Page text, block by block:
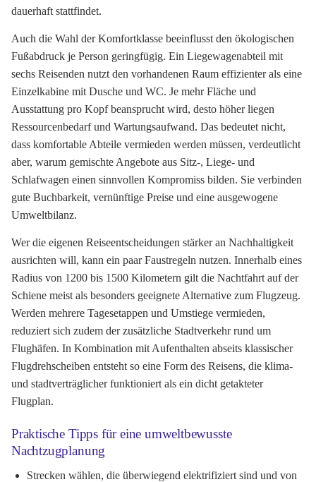
dauerhaft stattfindet.
Auch die Wahl der Komfortklasse beeinflusst den ökologischen
Fußabdruck je Person geringfügig. Ein Liegewagenabteil mit
sechs Reisenden nutzt den vorhandenen Raum effizienter als eine
Einzelkabine mit Dusche und WC. Je mehr Fläche und
Ausstattung pro Kopf beansprucht wird, desto höher liegen
Ressourcenbedarf und Wartungsaufwand. Das bedeutet nicht,
dass komfortable Abteile vermieden werden müssen, verdeutlicht
aber, warum gemischte Angebote aus Sitz-, Liege- und
Schlafwagen einen sinnvollen Kompromiss bilden. Sie verbinden
gute Buchbarkeit, vernünftige Preise und eine ausgewogene
Umweltbilanz.
Wer die eigenen Reiseentscheidungen stärker an Nachhaltigkeit
ausrichten will, kann ein paar Faustregeln nutzen. Innerhalb eines
Radius von 1200 bis 1500 Kilometern gilt die Nachtfahrt auf der
Schiene meist als besonders geeignete Alternative zum Flugzeug.
Werden mehrere Tagesetappen und Umstiege vermieden,
reduziert sich zudem der zusätzliche Stadtverkehr rund um
Flughäfen. In Kombination mit Aufenthalten abseits klassischer
Flugdrehscheiben entsteht so eine Form des Reisens, die klima-
und stadtverträglicher funktioniert als ein dicht getakteter
Flugplan.
Praktische Tipps für eine umweltbewusste
Nachtzugplanung
Strecken wählen, die überwiegend elektrifiziert sind und von